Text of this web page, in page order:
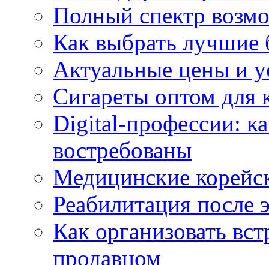
Полный спектр
Как выбрать
Актуальные цены и
Сигареты оптом для
Digital-профессии:
востребованы
Медицинские
Реабилитация после
Как организовать
продавцом